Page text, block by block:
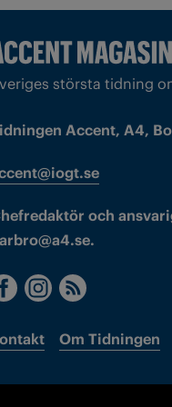
största tidning
Accent, A4,
och
Om Tidningen